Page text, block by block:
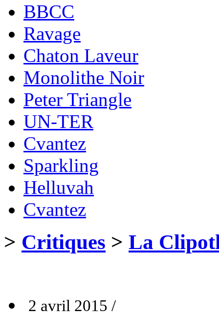
BBCC
Ravage
Chaton Laveur
Monolithe Noir
Peter Triangle
UN-TER
Cvantez
Sparkling
Helluvah
Cvantez
> Critiques > La
2 avril 2015 /